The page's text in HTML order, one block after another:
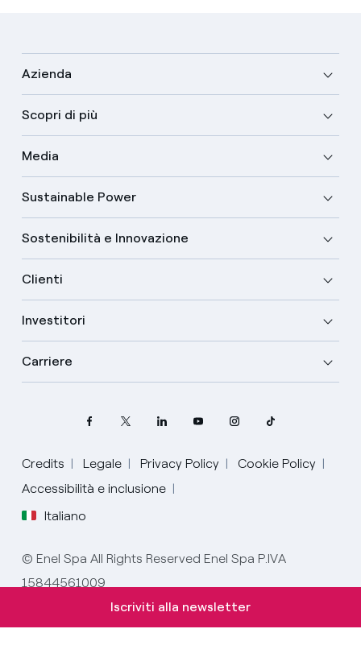
Azienda
Scopri di più
Media
Sustainable Power
Sostenibilità e Innovazione
Clienti
Investitori
Carriere
Credits Legale Privacy Policy
Cookie Policy
Accessibilità e inclusione
Italiano
Italiano
© Enel Spa All Rights Reserved Enel Spa P.IVA
15844561009
Iscriviti alla newsletter